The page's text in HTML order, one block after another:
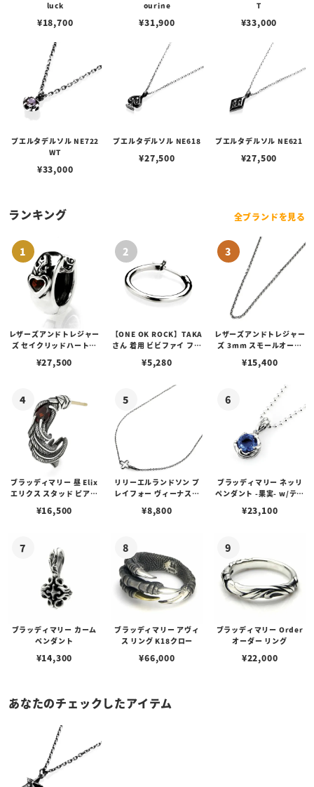
luck
¥18,700
ourine
¥31,900
T
¥33,000
プエルタデルソル NE722
WT
¥33,000
プエルタデルソル NE618
¥27,500
プエルタデルソル NE621
¥27,500
ランキング 全ブランドを見る
レザーズアンドトレジャー
ズ セイクリッドハートピ
¥27,500
【ONE OK ROCK】TAKA
さん 着用 ビビファイ フー
¥5,280
レザーズアンドトレジャー
ズ 3mm スモールオーバ
ブスタークラスプ＆LTロ
¥15,400
ブラッディマリー 昼 Elix
エリクス スタッド ピアス
¥16,500
リリーエルランドソン プ
レイフォー ヴィーナスチ
¥8,800
ブラッディマリー ネッリ
ペンダント -果実- w/ティ
¥23,100
ブラッディマリー カーム
ペンダント
¥14,300
ブラッディマリー アヴィ
ス リング K18クロー
¥66,000
ブラッディマリー Order
オーダー リング
¥22,000
あなたのチェックしたアイテム